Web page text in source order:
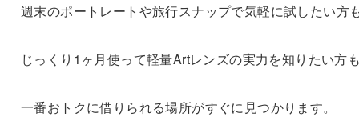
週末のポートレートや旅行スナップで気軽に試したい方
じっくり1ヶ月使って軽量Artレンズの実力を知りたい方
一番おトクに借りられる場所がすぐに見つかります。